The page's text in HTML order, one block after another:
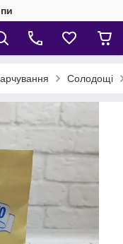
Солодощі